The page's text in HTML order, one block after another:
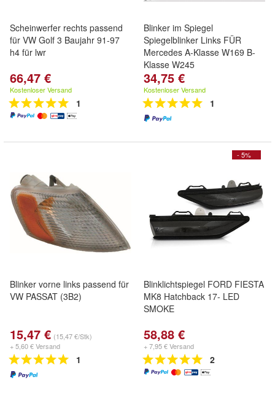
Scheinwerfer rechts passend
für VW Golf 3 Baujahr 91-97
h4 für lwr
66,47 €
Kostenloser Versand
1
Blinker im Spiegel
Spiegelblinker Links FÜR
Mercedes A-Klasse W169 B-
Klasse W245
34,75 €
Kostenloser Versand
1
Blinker vorne links passend für
VW PASSAT (3B2)
15,47 € (15,47 €/Stk)
+ 5,60 € Versand
1
- 5%
Blinklichtspiegel FORD FIESTA
MK8 Hatchback 17- LED
SMOKE
58,88 €
+ 7,95 € Versand
2